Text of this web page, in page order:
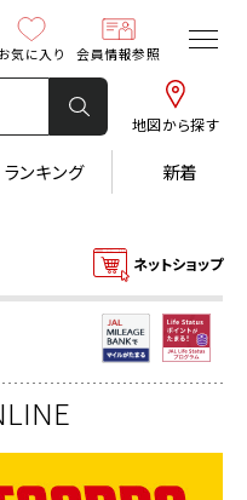
地図から探す
お気に入り 会員情報参照
ランキング 新着
ネットショップ